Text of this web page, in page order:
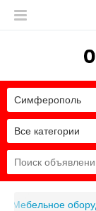
Все категории
Симферополь
Мебельное